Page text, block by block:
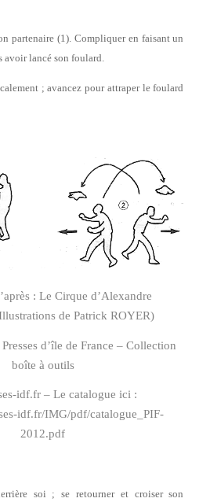
partenaire (1). Compliquer en faisant un
avoir lancé son foulard.
; avancez pour attraper le foulard
: Le Cirque d’Alexandre
de Patrick ROYER)
d’île de France – Collection
boîte à outils
idf.fr– Le catalogue ici :
idf.fr/IMG/pdf/catalogue_PIF-
2012.pdf
soi ; se retourner et croiser son